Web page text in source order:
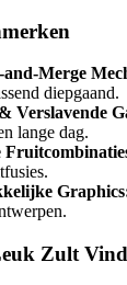
Merge
diepgaand.
Verslavende
lange dag.
Zult